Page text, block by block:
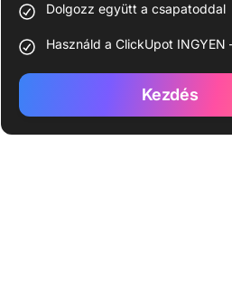
Dolgozz együtt a csapatoddal
Használd a ClickUpot INGYEN
Kezdés